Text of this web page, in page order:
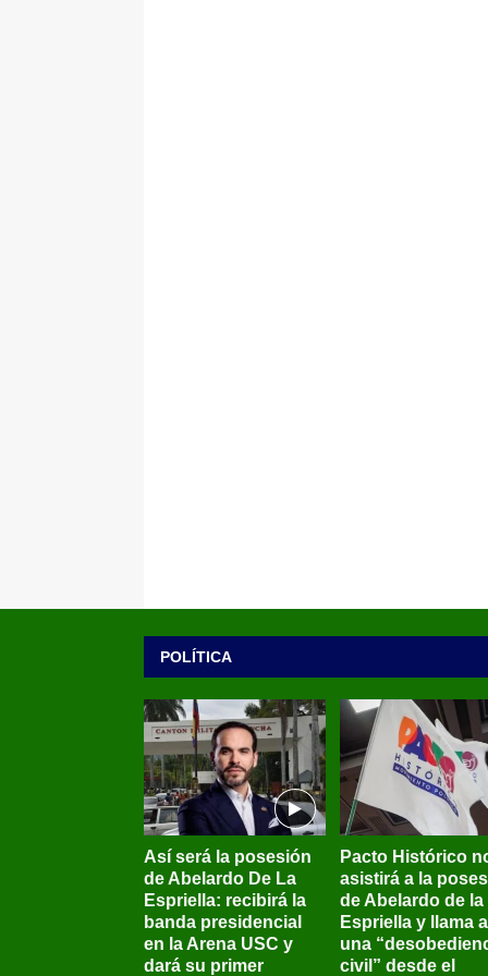
POLÍTICA
Así será la posesión
de Abelardo De La
Espriella: recibirá la
banda presidencial
en la Arena USC y
dará su primer
Pacto Histórico
asistirá a la
de Abelardo de la
Espriella y llama a
una
civil” desde el